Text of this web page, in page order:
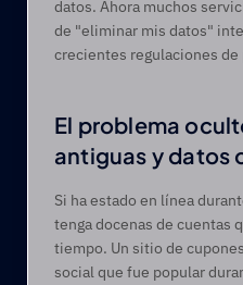
datos. Ahora muchos
de "eliminar mis datos"
crecientes regulaciones de
El problema
antiguas y datos
Si ha estado en línea
tenga docenas de cuentas
tiempo. Un sitio de
social que fue popular